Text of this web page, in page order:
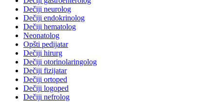
Dečiji neurolog
Dečiji endokrinolog
Dečiji hematolog
Neonatolog
Opšti pedijatar
Dečiji hirurg
Dečiji otorinolaringolog
Dečiji fizijatar
Dečiji ortoped
Dečiji logoped
Dečiji nefrolog